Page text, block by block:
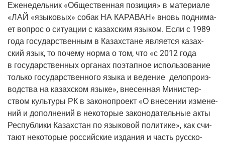
Еже­не­дель­ник «Обще­ствен­ная пози­ция» в мате­ри­а­ле
«ЛАЙ «язы­ко­вых» собак НА КАРАВАН» вновь под­ни­ма­
ет вопрос о ситу­а­ции с казах­ским язы­ком. Если с 1989
года госу­дар­ствен­ным в Казах­стане явля­ет­ся казах­
ский язык, то поче­му нор­ма о том, что «с 2012 года
в госу­дар­ствен­ных орга­нах поэтап­ное исполь­зо­ва­ние
толь­ко госу­дар­ствен­но­го язы­ка и веде­ние дело­про­из­
вод­ства на казах­ском язы­ке», вне­сен­ная Мини­стер­
ством куль­ту­ры РК в зако­но­про­ект «О вне­се­нии изме­не­
ний и допол­не­ний в неко­то­рые зако­но­да­тель­ные акты
Рес­пуб­ли­ки Казах­стан по язы­ко­вой поли­ти­ке», как счи­
та­ют неко­то­рые рос­сий­ские изда­ния и часть рус­ско­